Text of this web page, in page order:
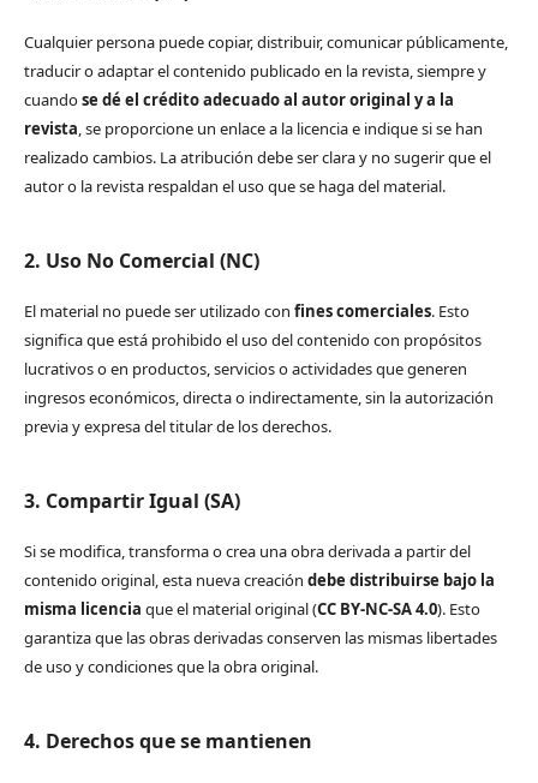
Cualquier persona puede copiar, distribuir, comunicar públicamente,
traducir o adaptar el contenido publicado en la revista, siempre y
cuandose dé el crédito adecuado al autor original y a la
revista, se proporcione un enlace a la licencia e indique si se han
realizado cambios. La atribución debe ser clara y no sugerir que el
autor o la revista respaldan el uso que se haga del material.
2. Uso No Comercial (NC)
El material no puede ser utilizado con fines comerciales. Esto
significa que está prohibido el uso del contenido con propósitos
lucrativos o en productos, servicios o actividades que generen
ingresos económicos, directa o indirectamente, sin la autorización
previa y expresa del titular de los derechos.
3. Compartir Igual (SA)
Si se modifica, transforma o crea una obra derivada a partir del
contenido original, esta nueva creación debe distribuirse bajo la
misma licencia que el material original (CC BY-NC-SA 4.0). Esto
garantiza que las obras derivadas conserven las mismas libertades
de uso y condiciones que la obra original.
4. Derechos que se mantienen